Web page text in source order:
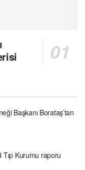
Başkanı Borataş’tan
Tıp Kurumu raporu